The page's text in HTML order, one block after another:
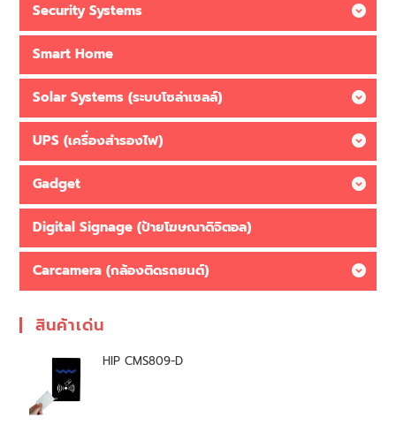
Security Systems
Smart Home
Solar Systems (ระบบโซล่าเซลล์)
UPS (เครื่องสำรองไฟ)
Gadget
Digital Signage (ป้ายโฆษณาดิจิตอล)
Carcamera (กล้องติดรถยนต์)
สินค้าเด่น
HIP CMS809-D